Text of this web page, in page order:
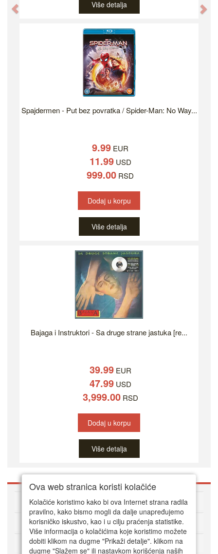
Više detalja
Spajdermen - Put bez povratka / Spider-Man: No Way...
9.99 EUR
11.99USD
999.00 RSD
Dodaj u korpu
Više detalja
Bajaga i Instruktori - Sa druge strane jastuka [re...
39.99EUR
47.99USD
3,999.00RSD
Dodaj u korpu
Više detalja
O DVD Zoni
Kako kupovati online
Korisnički servis
Ova web stranica koristi kolačiće
Kolačiće koristimo kako bi ova Internet strana radila
pravilno, kako bismo mogli da dalje unapređujemo
korisničko iskustvo, kao i u cilju praćenja statistike.
Više informacija o kolačićima koje koristimo možete
dobiti klikom na dugme "Prikaži detalje". klikom na
dugme "Slažem se" ili nastavkom korišćenja naših